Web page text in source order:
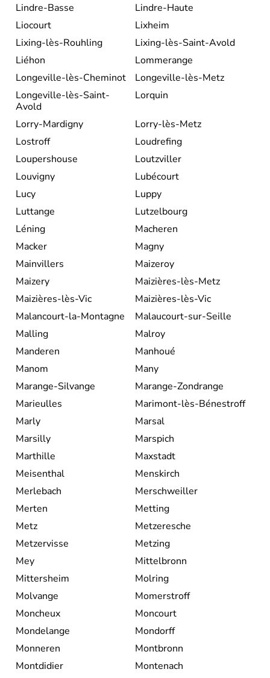
Lindre-Basse
Lindre-Haute
Liocourt
Lixheim
Lixing-lès-Rouhling
Lixing-lès-Saint-Avold
Liéhon
Lommerange
Longeville-lès-Cheminot
Longeville-lès-Metz
Longeville-lès-Saint-
Avold
Lorquin
Lorry-Mardigny
Lorry-lès-Metz
Lostroff
Loudrefing
Loupershouse
Loutzviller
Louvigny
Lubécourt
Lucy
Luppy
Luttange
Lutzelbourg
Léning
Macheren
Macker
Magny
Mainvillers
Maizeroy
Maizery
Maizières-lès-Metz
Maizières-lès-Vic
Maizières-lès-Vic
Malancourt-la-Montagne
Malaucourt-sur-Seille
Malling
Malroy
Manderen
Manhoué
Manom
Many
Marange-Silvange
Marange-Zondrange
Marieulles
Marimont-lès-Bénestroff
Marly
Marsal
Marsilly
Marspich
Marthille
Maxstadt
Meisenthal
Menskirch
Merlebach
Merschweiller
Merten
Metting
Metz
Metzeresche
Metzervisse
Metzing
Mey
Mittelbronn
Mittersheim
Molring
Molvange
Momerstroff
Moncheux
Moncourt
Mondelange
Mondorff
Monneren
Montbronn
Montdidier
Montenach